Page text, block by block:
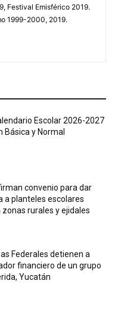
Festival Emisférico 2019.
1999-2000, 2019.
Escolar 2026-2027
Básica y Normal
convenio para dar
a planteles escolares
rurales y ejidales
Federales detienen a
financiero de un grupo
Yucatán